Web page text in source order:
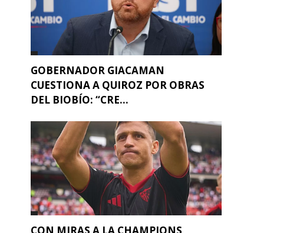
GOBERNADOR GIACAMAN
CUESTIONA A QUIROZ POR OBRAS
DEL BIOBÍO: “CRE...